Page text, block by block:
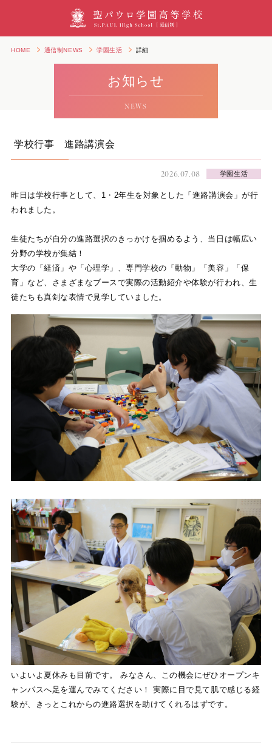
HOME 通信制NEWS 学園生活 詳細
お知らせ
NEWS
学校行事 進路講演会
2026.07.08 学園生活
昨日は学校行事として、1・2年生を対象とした「進路講演会」が行
われました。
生徒たちが自分の進路選択のきっかけを掴めるよう、当日は幅広い
分野の学校が集結！
大学の「経済」や「心理学」、専門学校の「動物」「美容」「保
育」など、さまざまなブースで実際の活動紹介や体験が行われ、生
徒たちも真剣な表情で見学していました。
いよいよ夏休みも目前です。 みなさん、この機会にぜひオープンキ
ャンパスへ足を運んでみてください！ 実際に目で見て肌で感じる経
験が、きっとこれからの進路選択を助けてくれるはずです。